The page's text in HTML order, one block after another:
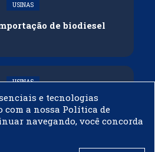
USINAS
de biodiesel
USINAS
assina acordo com
de soja em projeto na
Bahia
e tecnologias
com a nossa Política de
navegando, você concorda